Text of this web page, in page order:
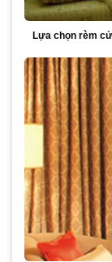
Lựa chọn rèm